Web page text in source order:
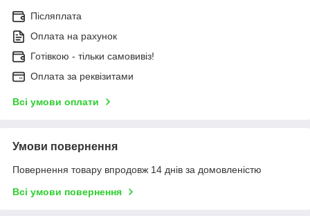
Післяплата
Оплата на рахунок
Готівкою - тільки самовивіз!
Оплата за реквізитами
Всі умови оплати
Умови повернення
Повернення товару впродовж 14 днів за домовленістю
Всі умови повернення